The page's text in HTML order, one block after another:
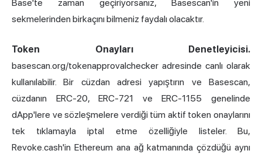
Base'te zaman geçiriyorsanız, Basescan'in yeni
sekmelerinden birkaçını bilmeniz faydalı olacaktır.
Token Onayları Denetleyicisi.
basescan.org/tokenapprovalchecker adresinde canlı olarak
kullanılabilir. Bir cüzdan adresi yapıştırın ve Basescan,
cüzdanın ERC-20, ERC-721 ve ERC-1155 genelinde
dApp'lere ve sözleşmelere verdiği tüm aktif token onaylarını
tek tıklamayla iptal etme özelliğiyle listeler. Bu,
Revoke.cash'in Ethereum ana ağ katmanında çözdüğü aynı